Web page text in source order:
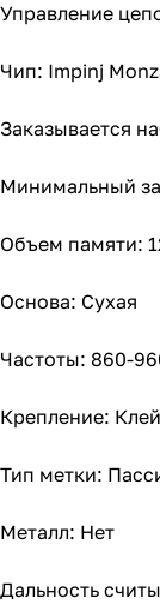
Управление
Чип: Impinj
Заказывается
Минимальный
Объем памяти:
Основа: Сухая
Частоты: 860-
Крепление:
Тип метки:
Металл: Нет
Дальность